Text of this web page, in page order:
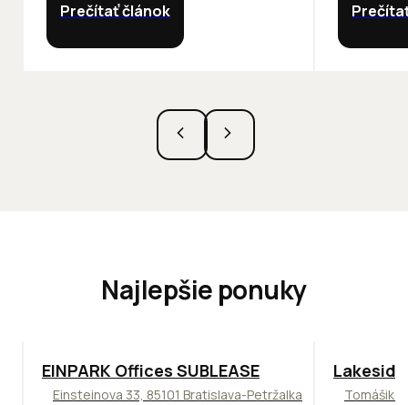
Prečítať článok
Najlepšie ponuky
TOP ODPORÚČAME
EINPARK Offices SUBLEASE
Einsteinova 33, 85101 Bratislava-Petržalka